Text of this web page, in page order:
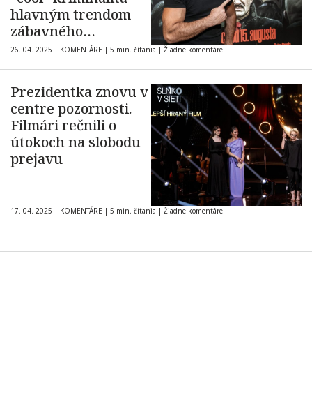
hlavným trendom
zábavného
priemyslu?
26. 04. 2025 | KOMENTÁRE | 5 min. čítania | Žiadne komentáre
Prezidentka znovu v
centre pozornosti.
Filmári rečnili o
útokoch na slobodu
prejavu
17. 04. 2025 | KOMENTÁRE | 5 min. čítania | Žiadne komentáre